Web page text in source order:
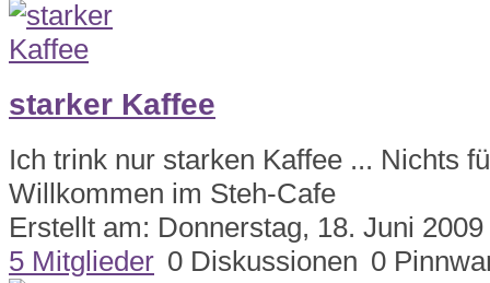
starker Kaffee
Ich trink nur starken Kaffee ... Nichts
Willkommen im Steh-Cafe
Erstellt am: Donnerstag, 18. Juni 2009
5 Mitglieder 0 Diskussionen 0